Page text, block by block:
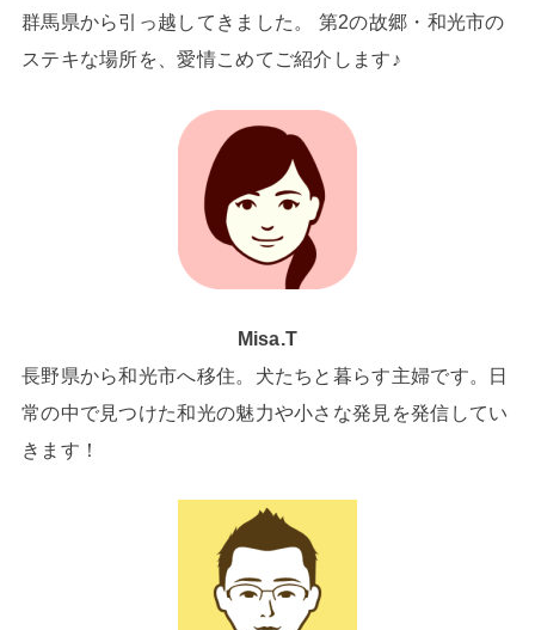
群馬県から引っ越してきました。 第2の故郷・和光市の
ステキな場所を、愛情こめてご紹介します♪
Misa.T
長野県から和光市へ移住。犬たちと暮らす主婦です。日
常の中で見つけた和光の魅力や小さな発見を発信してい
きます！